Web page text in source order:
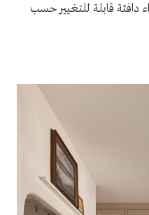
دافئة قابلة للتغيير حسب